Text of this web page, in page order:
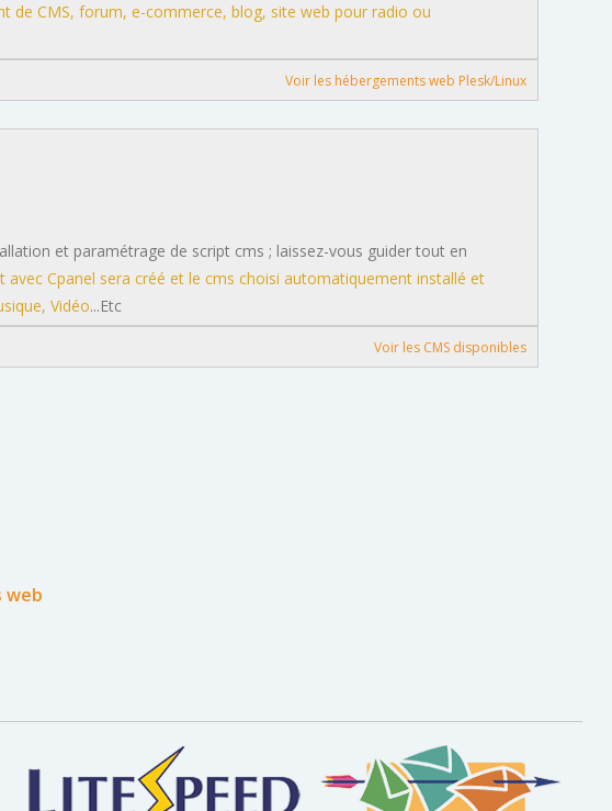
de CMS, forum, e-commerce, blog, site web pour radio ou
Voir les hébergements web Plesk/Linux
et paramétrage de script cms ; laissez-vous guider tout en
avec Cpanel sera créé et le cms choisi automatiquement installé et
Vidéo...Etc
Voir les CMS disponibles
web